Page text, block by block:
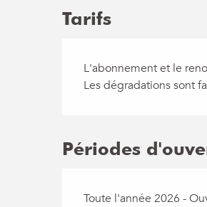
Tarifs
L'abonnement et le
Les dégradations sont
Périodes
Toute l'année 2026 -